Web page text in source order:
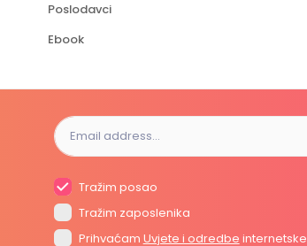
Poslodavci
Ebook
Tražim posao
Tražim zaposlenika
Prihvaćam Uvjete i odredbe internetske